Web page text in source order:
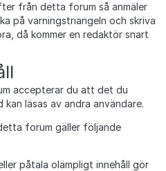
från detta forum så anmäler
på varningstriangeln och skriva
då kommer en redaktör snart
accepterar du att det du
läsas av andra användare.
forum gäller följande
påtala olämpligt innehåll gör